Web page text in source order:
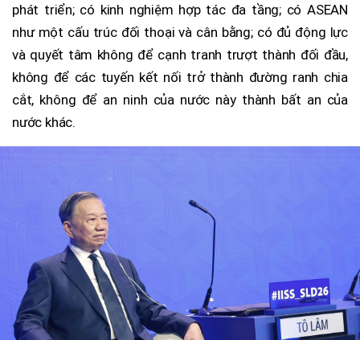
phát triển; có kinh nghiệm hợp tác đa tầng; có ASEAN
như một cấu trúc đối thoại và cân bằng; có đủ động lực
và quyết tâm không để cạnh tranh trượt thành đối đầu,
không để các tuyến kết nối trở thành đường ranh chia
cắt, không để an ninh của nước này thành bất an của
nước khác.